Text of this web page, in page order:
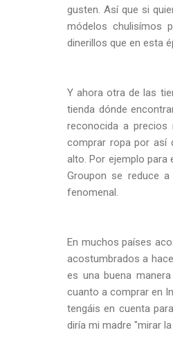
gusten. Así que si
módelos chulisímos
dinerillos que en esta
Y ahora otra de las
tienda dónde
reconocida a
comprar ropa por así
alto. Por ejemplo para
Groupon se reduce
fenomenal.
En muchos países
acostumbrados a
es una buena
cuanto a comprar en
tengáis en cuenta
diría mi madre "mirar